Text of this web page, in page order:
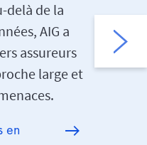
delà de la
AIG a
assureurs
large et
en
locale
permet